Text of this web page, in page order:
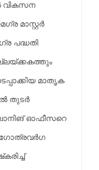
വികസന
മാസ്റ്റര്‍
പദ്ധതി
മാതൃക
തുടര്‍
ഓഫീസറെ
ഗോത്രവര്‍ഗ